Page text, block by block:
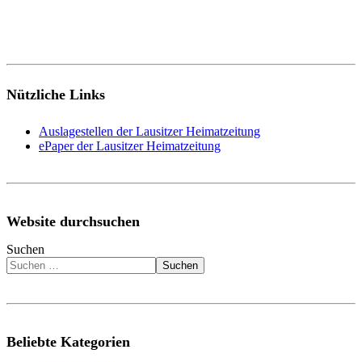
Nützliche Links
Auslagestellen der Lausitzer Heimatzeitung
ePaper der Lausitzer Heimatzeitung
Website durchsuchen
Suchen
Suchen
Beliebte Kategorien